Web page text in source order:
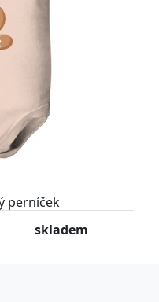
perníček
skladem